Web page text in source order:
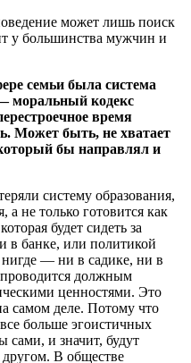
может лишь поиск
у большинства мужчин и
семьи была система
моральный кодекс
время
Может быть, не хватает
бы направлял и
систему образования,
а не только готовится как
будет сидеть за
в банке, или политикой
нигде — ни в садике, ни в
должным
ценностями. Это
самом деле. Потому что
больше эгоистичных
сами, и значит, будут
другом. В обществе